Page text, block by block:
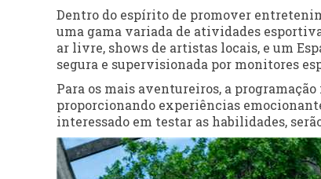
Dentro do espírito de promover
uma gama variada de atividades
ar livre, shows de artistas locais, e um
segura e supervisionada por monitores
Para os mais aventureiros, a
proporcionando experiências
interessado em testar as habilidades,